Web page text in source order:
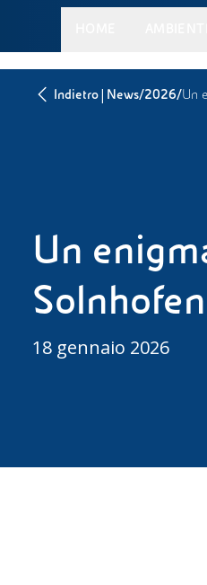
Indietro| News/2026/Un
Un
Solnhofen
18 gennaio 2026